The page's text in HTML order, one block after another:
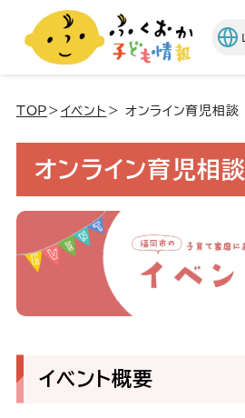
TOP ＞ イベント ＞ オンライン育児相談
オンライン育児相談
イベント概要